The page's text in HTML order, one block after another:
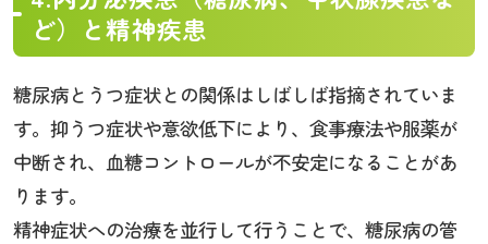
ど）と精神疾患
糖尿病とうつ症状との関係はしばしば指摘されていま
す。抑うつ症状や意欲低下により、食事療法や服薬が
中断され、血糖コントロールが不安定になることがあ
ります。
精神症状への治療を並行して行うことで、糖尿病の管